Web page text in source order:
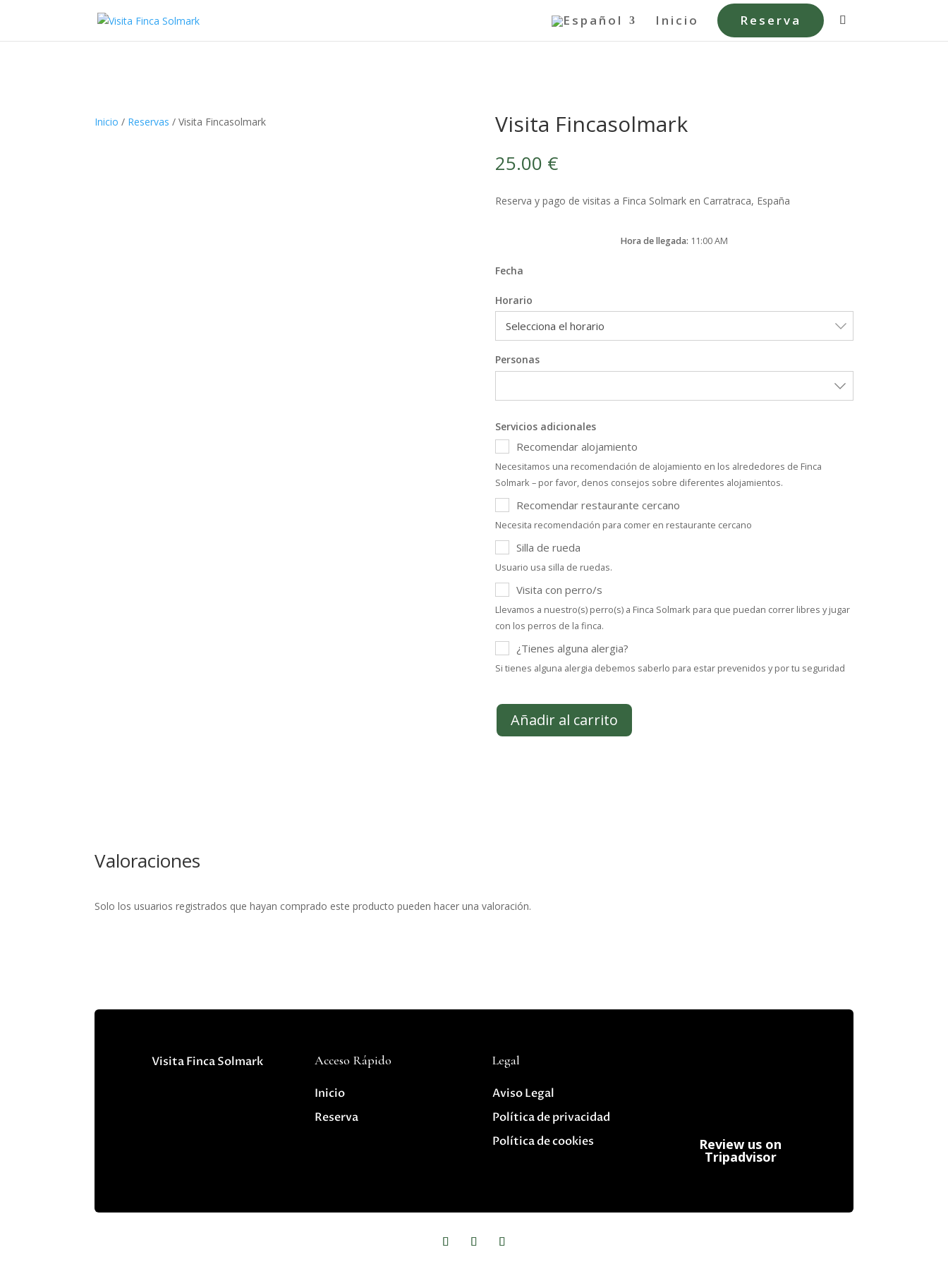
Inicio Reserva
Inicio / Reservas / Visita Fincasolmark Visita Fincasolmark
25.00 €
Reserva y pago de visitas a Finca Solmark en Carratraca, España
Hora de llegada 11:00 AM
Fecha
Horario
Personas
Servicios adicionales
Recomendar alojamiento
Necesitamos una recomendación de alojamiento en los alrededores de Finca
Solmark – por favor, denos consejos sobre diferentes alojamientos.
Recomendar restaurante cercano
Necesita recomendación para comer en restaurante cercano
Silla de rueda
Usuario usa silla de ruedas.
Visita con perro/s
Llevamos a nuestro(s) perro(s) a Finca Solmark para que puedan correr libres y jugar
con los perros de la finca.
¿Tienes alguna alergia?
Si tienes alguna alergia debemos saberlo para estar prevenidos y por tu seguridad
Añadir al carrito
Valoraciones
Solo los usuarios registrados que hayan comprado este producto pueden hacer una valoración.
Visita Finca Solmark Acceso Rápido
Inicio
Reserva
Legal
Aviso Legal
Política de privacidad
Política de cookies
Review us on
Tripadvisor